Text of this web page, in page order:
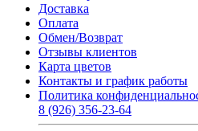
Доставка
Оплата
Обмен/Возврат
Отзывы клиентов
Карта цветов
Контакты и график работы
Политика
8 (926) 356-23-64